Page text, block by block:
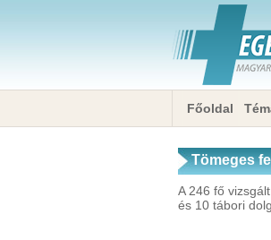
Főoldal
Tömeges
A 246 fő
és 10 tábori